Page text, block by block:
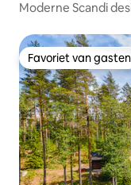
Moderne Scandi
Favoriet van gasten
Favoriet van gasten